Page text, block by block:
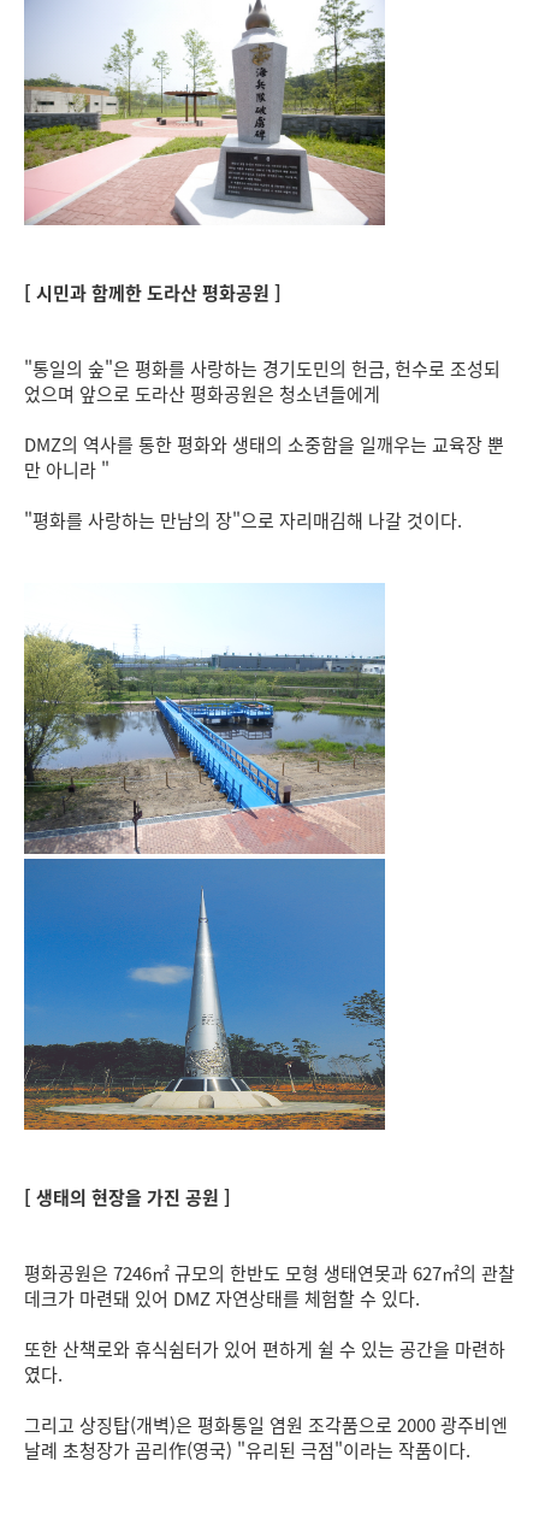
[ 시민과 함께한 도라산 평화공원 ]
"통일의 숲"은 평화를 사랑하는 경기도민의 헌금, 헌수로 조성되
었으며 앞으로 도라산 평화공원은 청소년들에게
DMZ의 역사를 통한 평화와 생태의 소중함을 일깨우는 교육장 뿐
만 아니라 "
"평화를 사랑하는 만남의 장"으로 자리매김해 나갈 것이다.
[ 생태의 현장을 가진 공원 ]
평화공원은 7246㎡ 규모의 한반도 모형 생태연못과 627㎡의 관찰
데크가 마련돼 있어 DMZ 자연상태를 체험할 수 있다.
또한 산책로와 휴식쉼터가 있어 편하게 쉴 수 있는 공간을 마련하
였다.
그리고 상징탑(개벽)은 평화통일 염원 조각품으로 2000 광주비엔
날례 초청장가 곰리作(영국) "유리된 극점"이라는 작품이다.